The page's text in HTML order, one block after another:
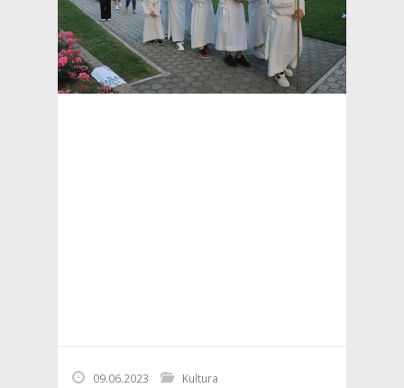
09.06.2023 Kultura